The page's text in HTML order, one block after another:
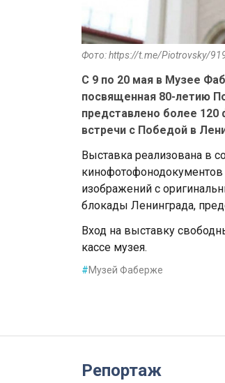
Фото: https://t.me/Piotrovsky/
С 9 по 20 мая в Музее
посвященная 80-летию
представлено более
встречи с Победой в
Выставка реализована в
изображений с
блокады Ленинграда,
Вход на выставку
кассе музея.
#Музей Фаберже
Репортаж